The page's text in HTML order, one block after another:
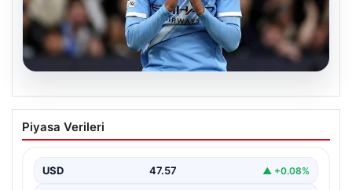
05.08.2026
Galatasaray’da orta sahaya dev isim!
Manchester City’nin yıldızı Tijjani
{"title": "Galatasaray Orta Sahaya Dev Transferle
Piyasa Verileri
USD 47.57 ▲ +0.08%